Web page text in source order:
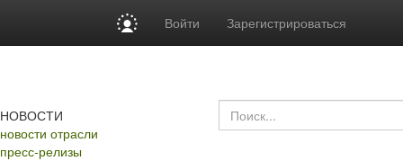
Войти Зарегистрироваться
НОВОСТИ
новости отрасли
пресс-релизы